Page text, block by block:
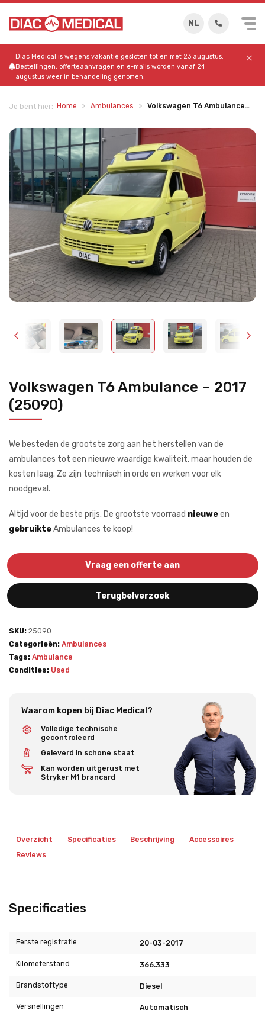
NL
Diac Medical is wegens vakantie gesloten tot en met 23 augustus.
Bestellingen, offerteaanvragen en e-mails worden vanaf 24
augustus weer in behandeling genomen.
Je bent hier: Home Ambulances Volkswagen T6 Ambulance…
Volkswagen T6 Ambulance – 2017
(25090)
We besteden de grootste zorg aan het herstellen van de
ambulances tot een nieuwe waardige kwaliteit, maar houden de
kosten laag. Ze zijn technisch in orde en werken voor elk
noodgeval.
Altijd voor de beste prijs. De grootste voorraad nieuween
gebruikteAmbulances te koop!
Vraag een offerte aan
Terugbelverzoek
SKU: 25090
Categorieën: Ambulances
Tags: Ambulance
Condities: Used
Waarom kopen bij Diac Medical?
Volledige technische
gecontroleerd
Geleverd in schone staat
Kan worden uitgerust met
Stryker M1 brancard
Overzicht Specificaties Beschrijving
Accessoires
Reviews
Specificaties
Eerste registratie 20-03-2017
Kilometerstand 366.333
Brandstoftype Diesel
Versnellingen Automatisch